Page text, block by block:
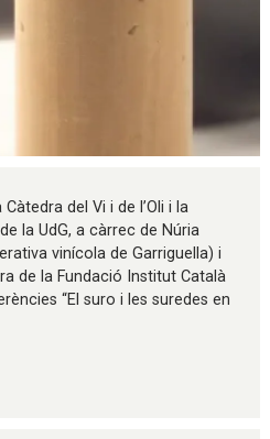
del Vi i de l’Oli i la
la UdG, a càrrec de Núria
vinícola de Garriguella) i
de la Fundació Institut Català
“El suro i les suredes en